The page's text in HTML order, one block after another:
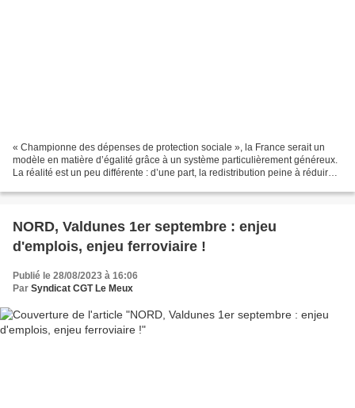
« Championne des dépenses de protection sociale », la France serait un
modèle en matière d’égalité grâce à un système particulièrement généreux.
La réalité est un peu différente : d’une part, la redistribution peine à réduire
NORD, Valdunes 1er septembre : enjeu
d'emplois, enjeu ferroviaire !
Publié le 28/08/2023 à 16:06
Par Syndicat CGT Le Meux